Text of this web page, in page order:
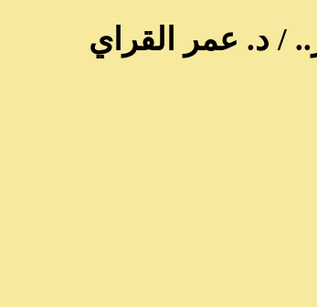
/ د. عمر القراي